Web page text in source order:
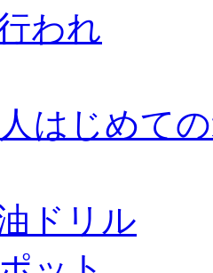
われ
はじめて
ドリル